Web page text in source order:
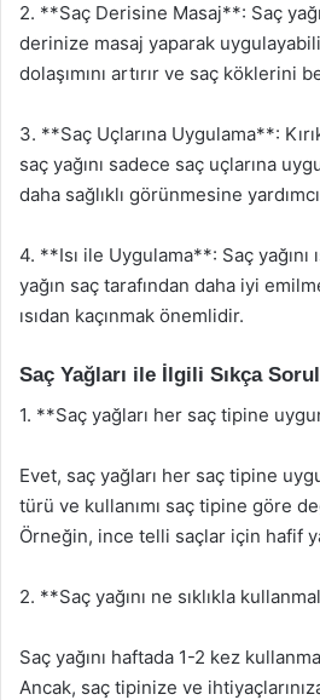
2. **Saç Derisine Masaj**: Saç
derinize masaj yaparak
dolaşımını artırır ve saç köklerini
3. **Saç Uçlarına Uygulama**:
saç yağını sadece saç uçlarına
daha sağlıklı görünmesine
4. **Isı ile Uygulama**: Saç yağını
yağın saç tarafından daha iyi
ısıdan kaçınmak önemlidir.
Saç Yağları ile İlgili Sıkça
1. **Saç yağları her saç tipine
Evet, saç yağları her saç tipine
türü ve kullanımı saç tipine göre
Örneğin, ince telli saçlar için hafif
2. **Saç yağını ne sıklıkla
Saç yağını haftada 1-2 kez
Ancak, saç tipinize ve